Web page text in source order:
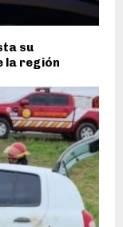
su
la región